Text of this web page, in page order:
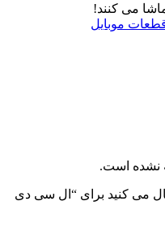
می کنند!
موبایل
نشده است.
می کنید برای “ال سی دی